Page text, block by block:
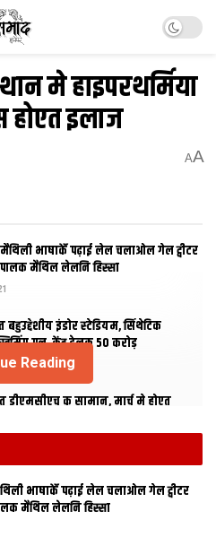
मे हाइपरथर्मिया
इलाज
AA
मैथि‍ली भाषाकेँ पढ़ाई लेल चलाओल गेल ट्वीटर
मैथिल लेलनि हिस्सा
इंडोर स्‍टेडि‍यम, सिंथेटिक
पुल, केंद्र देलक 50 करोड़
डीएमसीएच क सामान, मार्च मे होएत
बेंगलुरु
Reading
भाषाकेँ पढ़ाई लेल चलाओल गेल ट्वीटर
मैथिल लेलनि हिस्सा